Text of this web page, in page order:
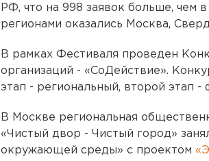
РФ, что на 998 заявок больше, чем
регионами оказались Москва,
В рамках Фестиваля проведен
организаций - «СоДействие».
этап - региональный, второй этап -
В Москве региональная
«Чистый двор - Чистый город»
окружающей среды» с проектом